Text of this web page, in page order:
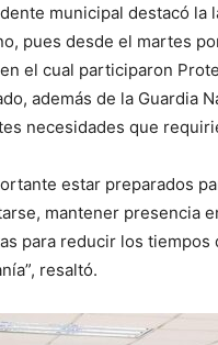
municipal destacó la
pues desde el martes
el cual participaron
además de la Guardia
necesidades que
estar preparados
mantener presencia
para reducir los
resaltó.